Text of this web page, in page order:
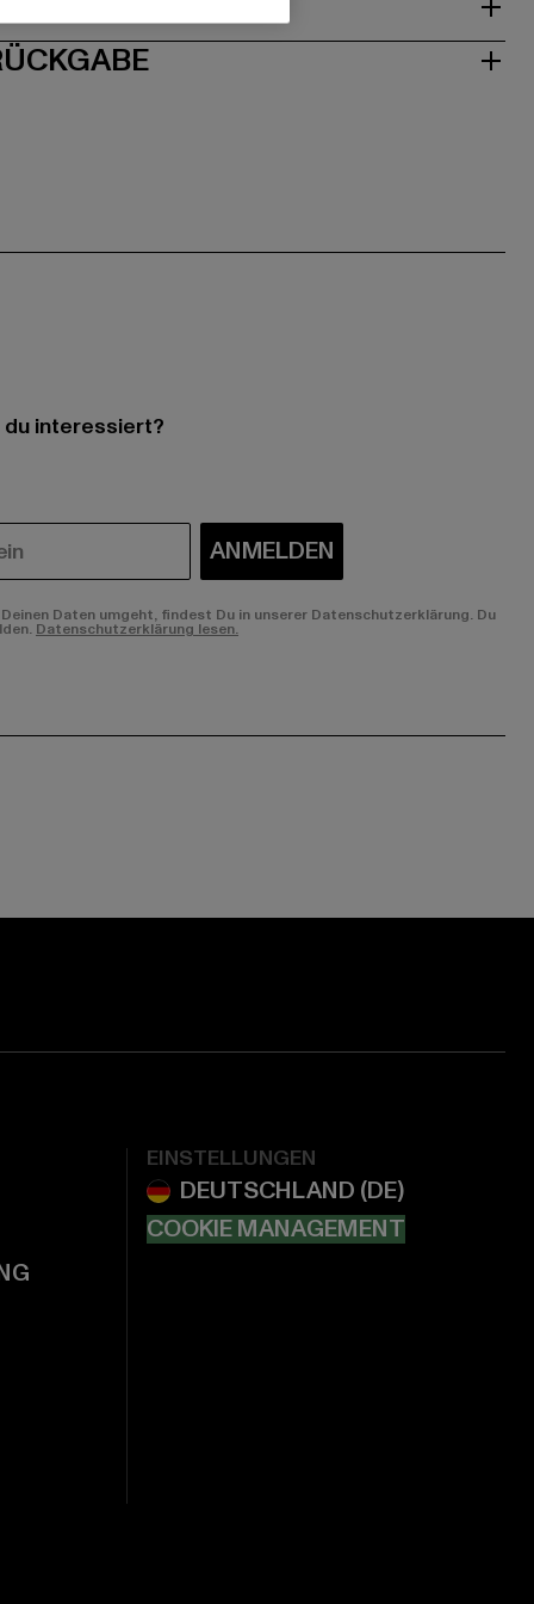
interessiert?
ANMELDEN
Daten umgeht, findest Du in unserer Datenschutzerklärung. Du
Datenschutzerklärung lesen.
EINSTELLUNGEN
COOKIE MANAGEMENT